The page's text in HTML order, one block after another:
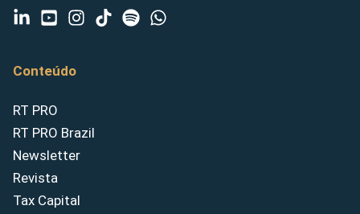
Conteúdo
RT PRO
RT PRO Brazil
Newsletter
Revista
Tax Capital